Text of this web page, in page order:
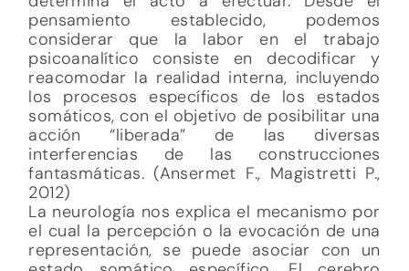
pensamiento establecido, podemos
considerar que la labor en el trabajo
psicoanalítico consiste en decodificar y
reacomodar la realidad interna, incluyendo
los procesos específicos de los estados
somáticos, con el objetivo de posibilitar una
acción “liberada” de las diversas
interferencias de las construcciones
fantasmáticas. (Ansermet F., Magistretti P.,
2012)
La neurología nos explica el mecanismo por
el cual la percepción o la evocación de una
representación, se puede asociar con un